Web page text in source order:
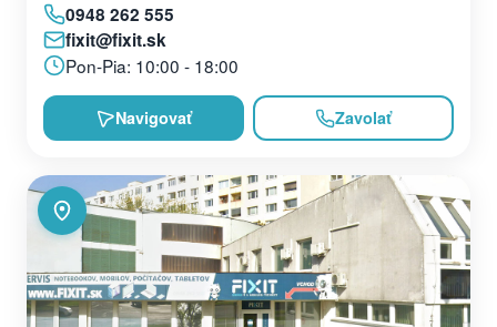
0948 262 555
fixit@fixit.sk
Pon-Pia: 10:00 - 18:00
Navigovať Zavolať